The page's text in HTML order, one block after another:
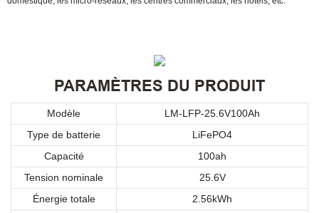
PARAMÈTRES DU PRODUIT
Modèle
LM-LFP-25.6V100Ah
Type de batterie
LiFePO4
Capacité
100ah
Tension nominale
25.6V
Énergie totale
2.56kWh